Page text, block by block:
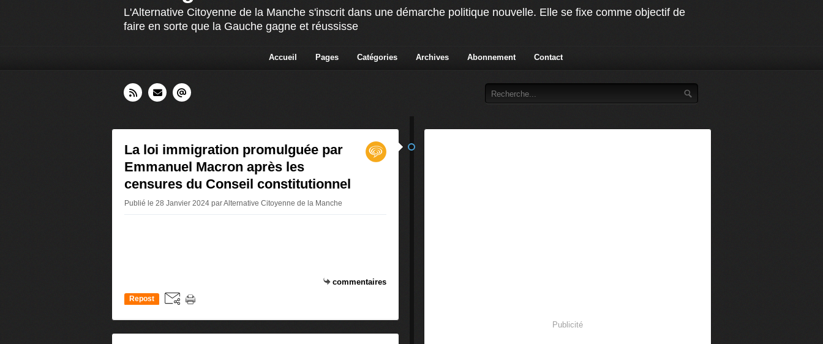
L'Alternative Citoyenne de la Manche s'inscrit dans une démarche politique nouvelle. Elle se fixe comme objectif de
faire en sorte que la Gauche gagne et réussisse
Accueil Pages Catégories Archives Abonnement Contact
La loi immigration promulguée par
Emmanuel Macron après les
censures du Conseil constitutionnel
Publié le 28 Janvier 2024 par Alternative Citoyenne de la Manche
commentaires
Repost
Publicité